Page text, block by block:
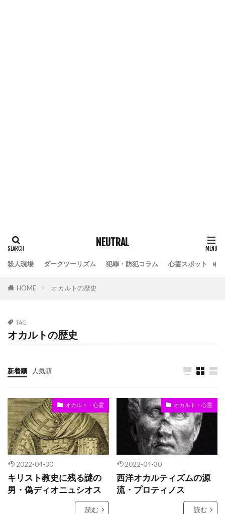
NEUTRAL
殺人現場 ダークツーリズム 犯罪・防犯コラム 心霊スポット
HOME オカルトの歴史
TAG
オカルトの歴史
新着順 人気順
オカルト・心霊
2022-04-30
キリスト教史に残る謎の
男・偽ディオニュシオス
読む
オカルト・心霊
2022-04-30
西洋オカルティズムの源
流・プロティノス
読む